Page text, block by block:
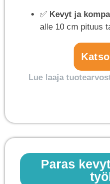
✅ Kevyt ja
alle 10 cm pituus
Lue laaja
Paras